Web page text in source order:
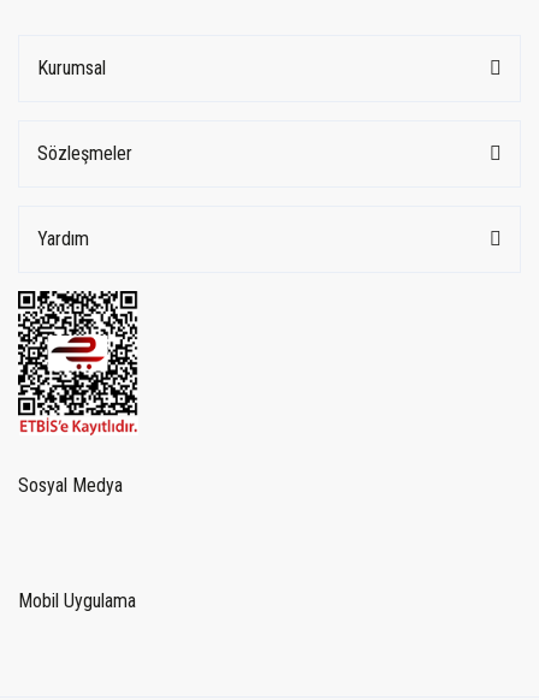
Kurumsal
Sözleşmeler
Yardım
Sosyal Medya
Mobil Uygulama